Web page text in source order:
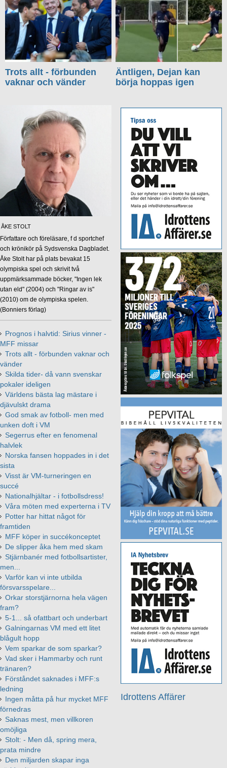
Trots allt - förbunden
vaknar och vänder
Äntligen, Dejan kan
börja hoppas igen
Idrottens Affärer
ÅKE STOLT
Författare och föreläsare, f d sportchef
och krönikör på Sydsvenska Dagbladet.
Åke Stolt har på plats bevakat 15
olympiska spel och skrivit två
uppmärksammade böcker, "Ingen lek
utan eld" (2004) och "Ringar av is"
(2010) om de olympiska spelen.
(Bonniers förlag)
Prognos i halvtid: Sirius vinner -
MFF missar
Trots allt - förbunden vaknar och
vänder
Skilda tider- då vann svenskar
pokaler ideligen
Världens bästa lag mästare i
djävulskt drama
God smak av fotboll- men med
unken doft i VM
Segerrus efter en fenomenal
halvlek
Norska fansen hoppades in i det
sista
Visst är VM-turneringen en
succé
Nationalhjältar - i fotbollsdress!
Våra möten med experterna i TV
Potter har hittat något för
framtiden
MFF köper in succékonceptet
De slipper åka hem med skam
Stjärnbanér med fotbollsartister,
men...
Varför kan vi inte utbilda
försvarsspelare...
Orkar storstjärnorna hela vägen
fram?
5-1... så ofattbart och underbart
Galningarnas VM med ett litet
blågult hopp
Vem sparkar de som sparkar?
Vad sker i Hammarby och runt
tränaren?
Förståndet saknades i MFF:s
ledning
Ingen måtta på hur mycket MFF
förnedras
Saknas mest, men villkoren
omöjliga
Stolt: - Men då, spring mera,
prata mindre
Den miljarden skapar inga